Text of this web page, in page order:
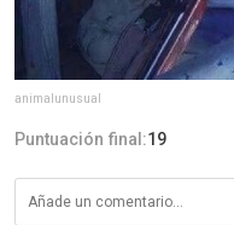
animalunusual
Puntuación final:19